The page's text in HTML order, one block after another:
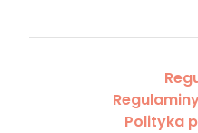
Polityka